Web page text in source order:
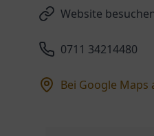
Website
0711 34214480
Bei Google Maps